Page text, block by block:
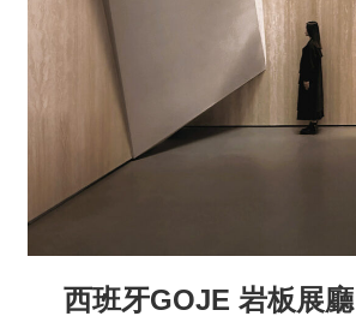
西班牙GOJE 岩板展廳